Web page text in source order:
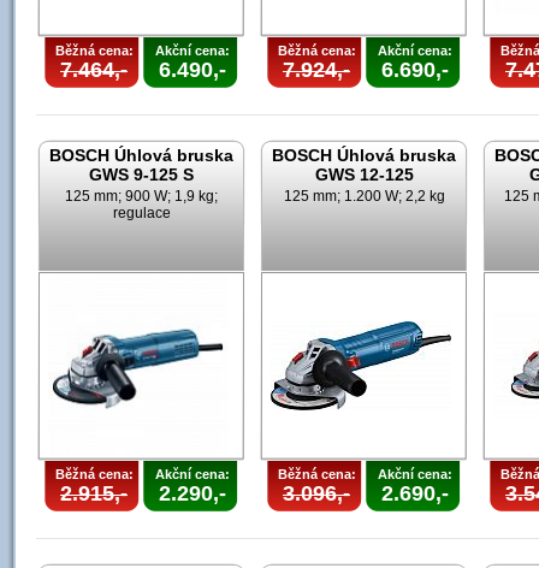
Běžná cena:
7.464,-
Akční cena:
6.490,-
Běžná cena:
7.924,-
Akční cena:
6.690,-
BOSCH Úhlová bruska
GWS 9-125 S
125 mm; 900 W; 1,9 kg;
regulace
Běžná cena:
2.915,-
Akční cena:
2.290,-
BOSCH Úhlová bruska
GWS 12-125
125 mm; 1.200 W; 2,2 kg
Běžná cena:
3.096,-
Akční cena:
2.690,-
125